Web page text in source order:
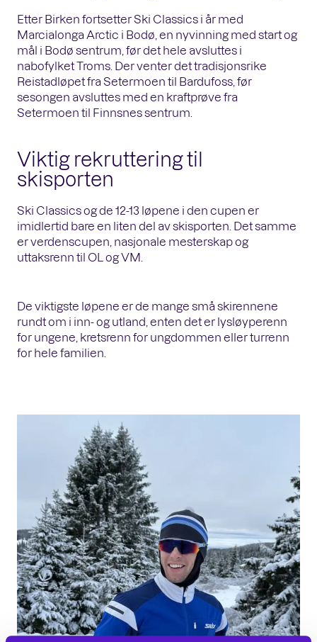
Etter Birken fortsetter Ski Classics i år med
Marcialonga Arctic i Bodø, en nyvinning med start og
mål i Bodø sentrum, før det hele avsluttes i
nabofylket Troms. Der venter det tradisjonsrike
Reistadløpet fra Setermoen til Bardufoss, før
sesongen avsluttes med en kraftprøve fra
Setermoen til Finnsnes sentrum.
Viktig rekruttering til
skisporten
Ski Classics og de 12-13 løpene i den cupen er
imidlertid bare en liten del av skisporten. Det samme
er verdenscupen, nasjonale mesterskap og
uttaksrenn til OL og VM.
De viktigste løpene er de mange små skirennene
rundt om i inn- og utland, enten det er lysløyperenn
for ungene, kretsrenn for ungdommen eller turrenn
for hele familien.